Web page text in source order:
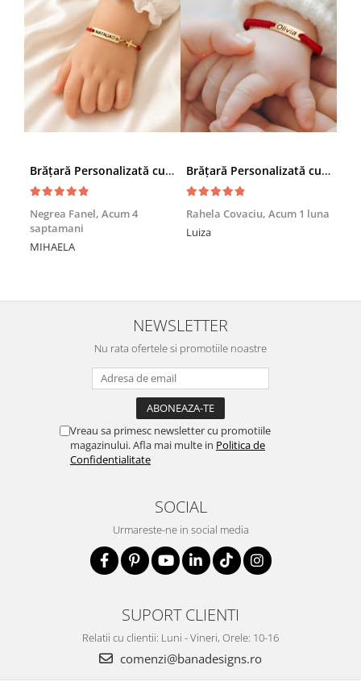
Brățară Personalizată cu Nume și Cruciuță – Inox Aur IP
Negrea Fanel, Acum 4
saptamani
MIHAELA
Brățară Personalizată cu Nume, Inox Auriu Waterproof, pentru copii
Rahela Covaciu, Acum 1 luna
Luiza
NEWSLETTER
Nu rata ofertele si promotiile noastre
Vreau sa primesc newsletter cu promotiile
magazinului. Afla mai multe in Politica de
Confidentialitate
SOCIAL
Urmareste-ne in social media
SUPORT CLIENTI
Relatii cu clientii: Luni - Vineri, Orele: 10-16
comenzi@banadesigns.ro